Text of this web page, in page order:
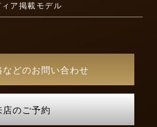
ィア掲載モデル
などのお問い合わせ
店のご予約